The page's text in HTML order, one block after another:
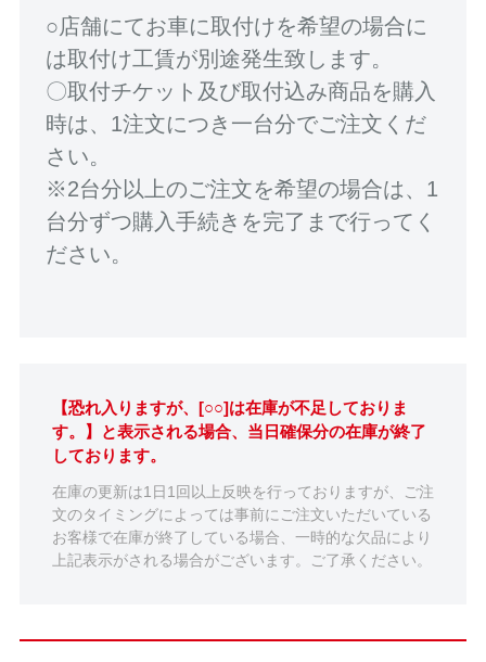
○店舗にてお車に取付けを希望の場合に
は取付け工賃が別途発生致します。
〇取付チケット及び取付込み商品を購入
時は、1注文につき一台分でご注文くだ
さい。
※2台分以上のご注文を希望の場合は、1
台分ずつ購入手続きを完了まで行ってく
ださい。
【恐れ入りますが、[○○]は在庫が不足しておりま
す。】と表示される場合、当日確保分の在庫が終了
しております。
在庫の更新は1日1回以上反映を行っておりますが、ご注
文のタイミングによっては事前にご注文いただいている
お客様で在庫が終了している場合、一時的な欠品により
上記表示がされる場合がございます。ご了承ください。